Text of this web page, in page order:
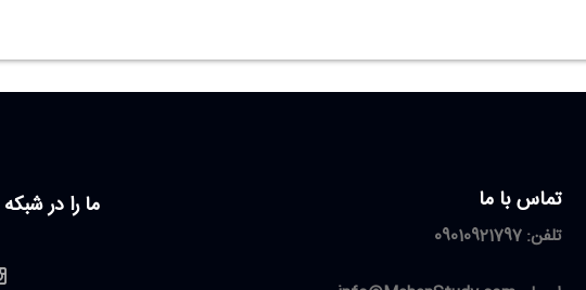
تماس با ما
تلفن: 09010921797
ما را در